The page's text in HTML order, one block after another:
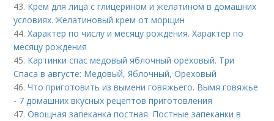
43. Крем для лица с глицерином и желатином в домашних
условиях. Желатиновый крем от морщин
44.Характер по числу и месяцу рождения. Характер по
месяцу рождения
45. Картинки спас медовый яблочный ореховый. Три
Спаса в августе: Медовый, Яблочный, Ореховый
46.Что приготовить из вымени говяжьего. Вымя говяжье
- 7 домашних вкусных рецептов приготовления
47.Овощная запеканка постная. Постные запеканки в